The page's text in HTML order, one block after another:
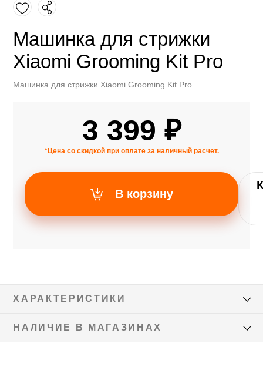
Машинка для стрижки
Xiaomi Grooming Kit Pro
Машинка для стрижки Xiaomi Grooming Kit Pro
3 399 ₽
*Цена со скидкой при оплате за наличный расчет.
В корзину
ХАРАКТЕРИСТИКИ
НАЛИЧИЕ В МАГАЗИНАХ